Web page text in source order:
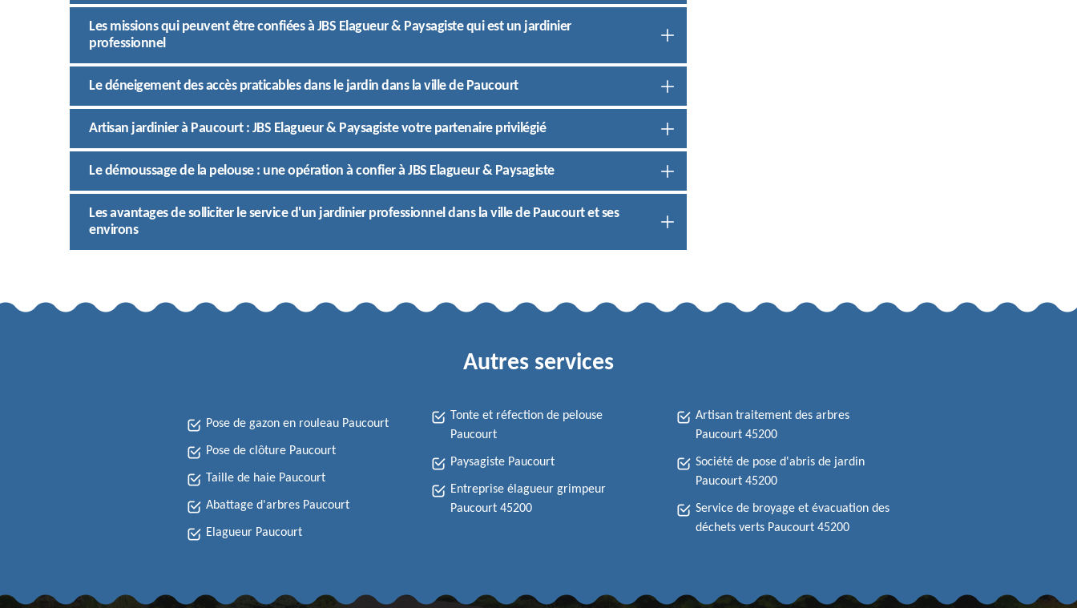
Les missions qui peuvent être confiées à JBS Elagueur & Paysagiste qui est un jardinier
professionnel
Le déneigement des accès praticables dans le jardin dans la ville de Paucourt
Artisan jardinier à Paucourt : JBS Elagueur & Paysagiste votre partenaire privilégié
Le démoussage de la pelouse : une opération à confier à JBS Elagueur & Paysagiste
Les avantages de solliciter le service d'un jardinier professionnel dans la ville de Paucourt et ses
environs
Autres services
Pose de gazon en rouleau Paucourt
Pose de clôture Paucourt
Taille de haie Paucourt
Abattage d'arbres Paucourt
Elagueur Paucourt
Tonte et réfection de pelouse
Paucourt
Paysagiste Paucourt
Entreprise élagueur grimpeur
Paucourt 45200
Artisan traitement des arbres
Paucourt 45200
Société de pose d'abris de jardin
Paucourt 45200
Service de broyage et évacuation des
déchets verts Paucourt 45200